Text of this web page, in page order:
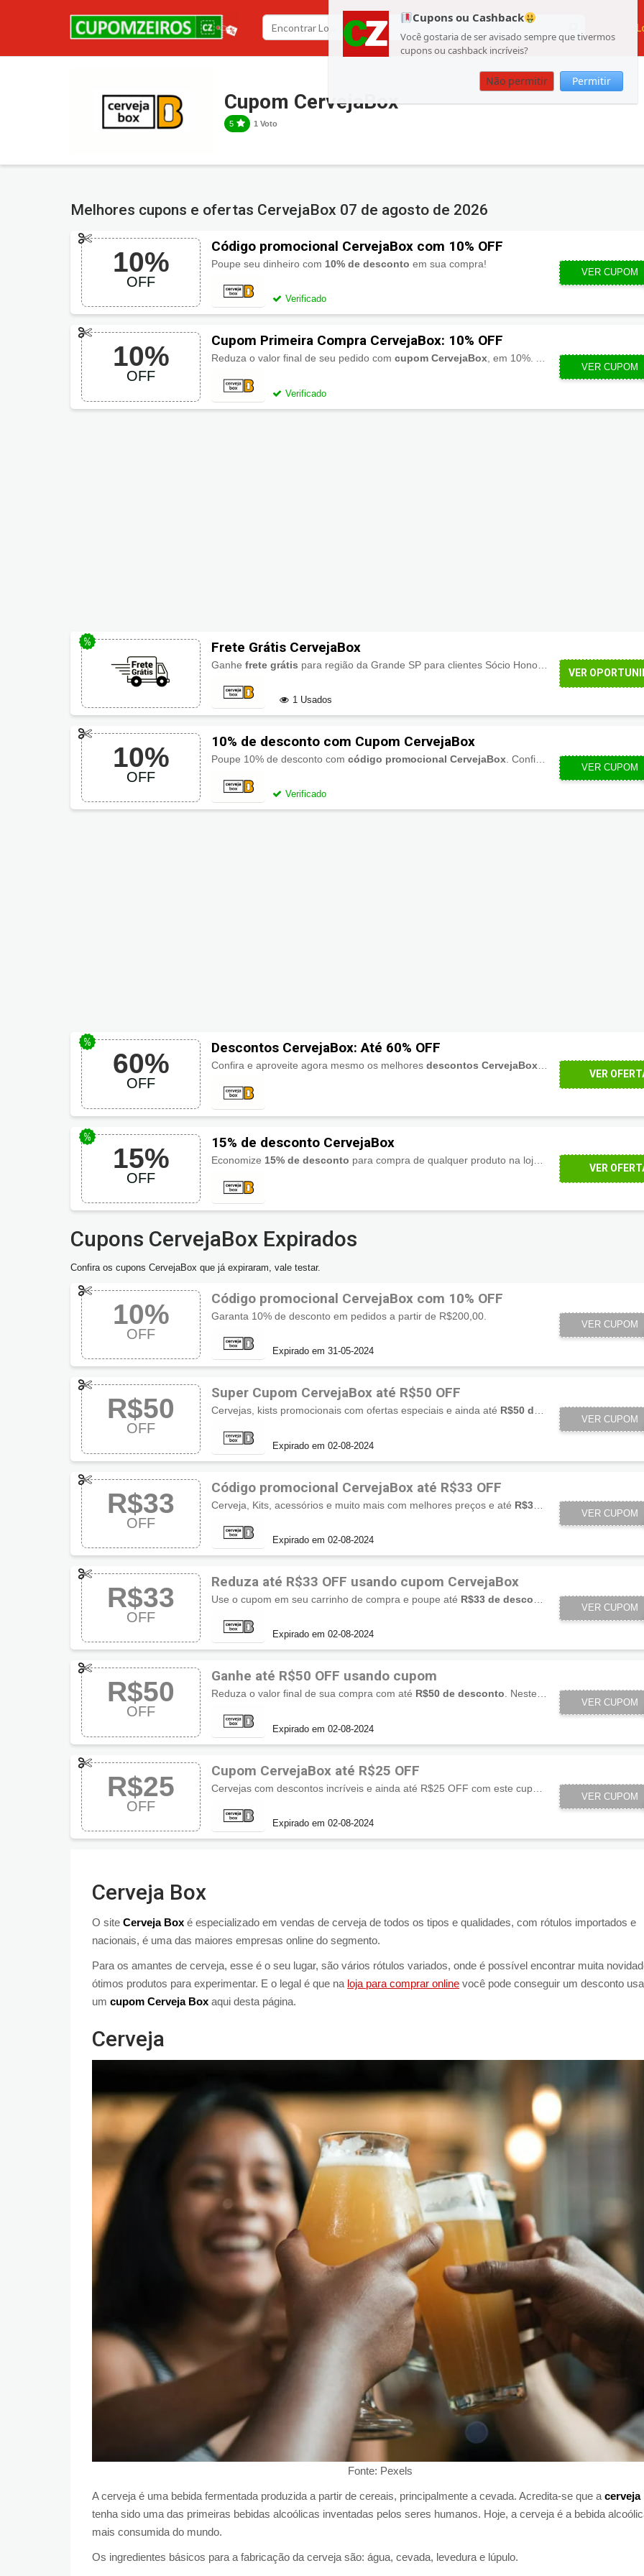
Cupons ou Cashback
Você gostaria de ser avisado sempre que tivermos
cupons ou cashback incríveis?
Não permitir Permitir
Cupom CervejaBox
5 1 Voto
Melhores cupons e ofertas CervejaBox 07 de agosto de 2026
10%
OFF
Código promocional CervejaBox com 10% OFF
Poupe seu dinheiro com 10% de desconto em sua compra!
Verificado
VER CUPOM
10%
OFF
Cupom Primeira Compra CervejaBox: 10% OFF
Reduza o valor final de seu pedido comcupom CervejaBox, em 10%. Aproveite!
Verificado
VER CUPOM
Frete Grátis CervejaBox
Ganhefrete grátis para região da Grande SP para clientes Sócio Honorário do Clube CervejaBox. Demais localidades verificar o valor para cada região.
1 Usados
VER
10%
OFF
10% de desconto com Cupom CervejaBox
Poupe 10% de desconto comcódigo promocional CervejaBox . Confira as melhores ofertas e promoções!
Verificado
VER CUPOM
60%
OFF
Descontos CervejaBox: Até 60% OFF
Confira e aproveite agora mesmo os melhoresdescontos CervejaBox, na seleção deste link!
VER
15%
OFF
15% de desconto CervejaBox
Economize 15% de desconto para compra de qualquer produto na loja, ao se tornar Sócio Honorário do Clube CervejaBox. Sem falar ao acesso de promoções exclusivas.
VER
Cupons CervejaBox Expirados
Confira os cupons CervejaBox que já expiraram, vale testar.
10%
OFF
Código promocional CervejaBox com 10% OFF
Garanta 10% de desconto em pedidos a partir de R$200,00.
Expirado em 31-05-2024
VER CUPOM
R$50
OFF
Super Cupom CervejaBox até R$50 OFF
Cervejas, kists promocionais com ofertas especiais e ainda até R$50 de desconto com
Expirado em 02-08-2024
VER CUPOM
R$33
OFF
Código promocional CervejaBox até R$33 OFF
Cerveja, Kits, acessórios e muito mais com melhores preços e até R$33 de desconto . Não
Expirado em 02-08-2024
VER CUPOM
R$33
OFF
Reduza até R$33 OFF usando cupom CervejaBox
Use o cupom em seu carrinho de compra e poupe até R$33 de desconto
Expirado em 02-08-2024
VER CUPOM
R$50
OFF
Ganhe até R$50 OFF usando cupom
Reduza o valor final de sua compra com até R$50 de desconto. Neste link!
Expirado em 02-08-2024
VER CUPOM
R$25
OFF
Cupom CervejaBox até R$25 OFF
Expirado em 02-08-2024
VER CUPOM
Cerveja Box
O site Cerveja Box é especializado em vendas de cerveja de todos os tipos e qualidades, com rótulos importados e
nacionais, é uma das maiores empresas online do segmento.
Para os amantes de cerveja, esse é o seu lugar, são vários rótulos variados, onde é possível encontrar muita
ótimos produtos para experimentar. E o legal é que na loja para comprar online você pode conseguir um desconto
um cupom Cerveja Box aqui desta página.
Cerveja
Fonte: Pexels
A cerveja é uma bebida fermentada produzida a partir de cereais, principalmente a cevada. Acredita-se que a cerveja
tenha sido uma das primeiras bebidas alcoólicas inventadas pelos seres humanos. Hoje, a cerveja é a bebida
mais consumida do mundo.
Os ingredientes básicos para a fabricação da cerveja são: água, cevada, levedura e lúpulo.